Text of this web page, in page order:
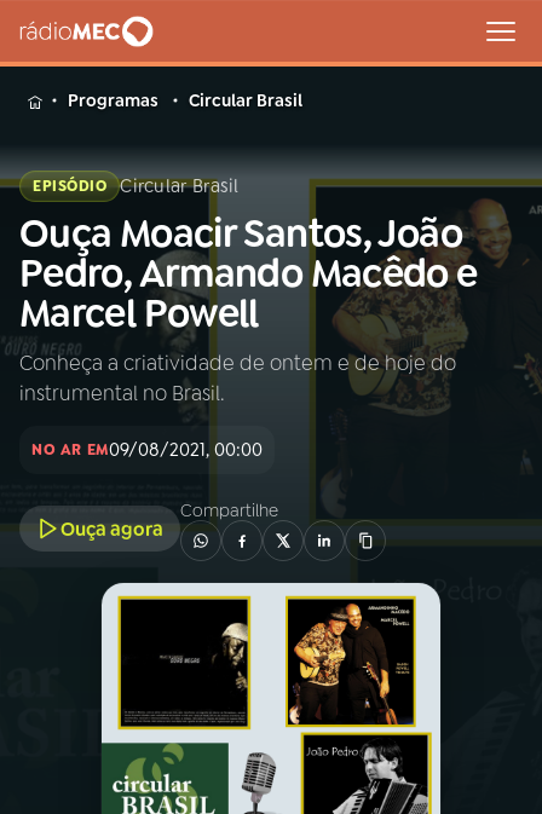
MENU
Buscar
na
Rádio
MEC
Buscar
Início AO VIVO
INÍCIO
A RÁDIO
PROGRAMAÇÃO
PODCASTS
Programas Circular Brasil
EPISÓDIO Circular Brasil
Ouça Moacir Santos, João
Pedro, Armando Macêdo e
Marcel Powell
Conheça a criatividade de ontem e de hoje do
instrumental no Brasil.
NO AR EM09/08/2021, 00:00
Ouça agora
Compartilhe